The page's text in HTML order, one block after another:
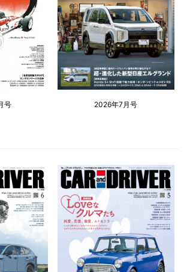
号 2026年7月号